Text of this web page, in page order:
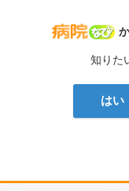
知りた
はい